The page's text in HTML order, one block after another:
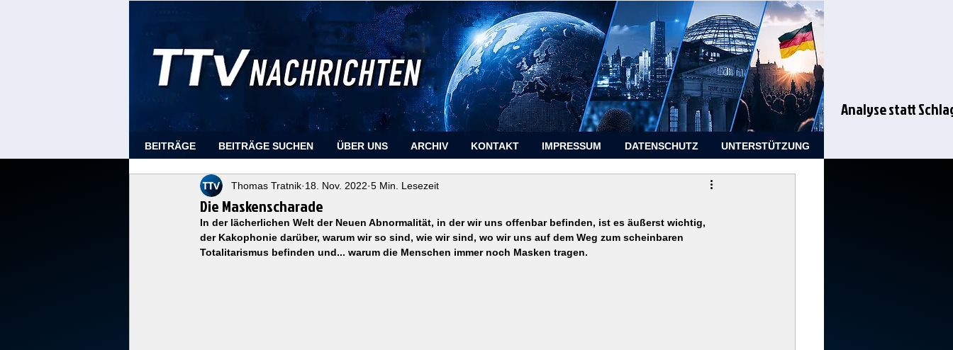
BEITRÄGE BEITRÄGE SUCHEN ÜBER UNS ARCHIV KONTAKT IMPRESSUM DATENSCHUTZ UNTERSTÜTZUNG
Analyse statt
Die Maskenscharade
Thomas Tratnik 18. Nov. 2022 5 Min. Lesezeit
In der lächerlichen Welt der Neuen Abnormalität, in der wir uns offenbar befinden, ist es äußerst wichtig,
der Kakophonie darüber, warum wir so sind, wie wir sind, wo wir uns auf dem Weg zum scheinbaren
Totalitarismus befinden und... warum die Menschen immer noch Masken tragen.